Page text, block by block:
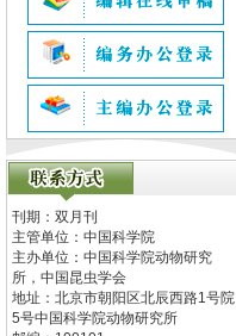
刊期：双月刊
主管单位： 中国科学院
主办单位： 中国科学院动物研究
所，中国昆虫学会
地址： 北京市朝阳区北辰西路1号院
5号中国科学院动物研究所